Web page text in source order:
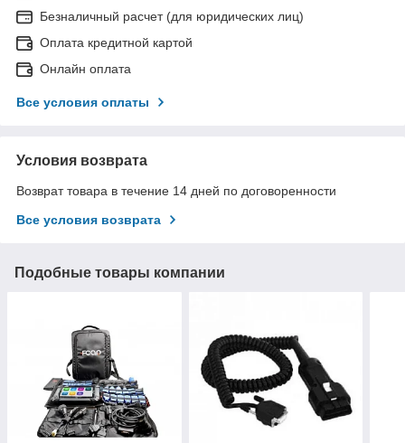
Безналичный расчет (для юридических лиц)
Оплата кредитной картой
Онлайн оплата
Все условия оплаты
Условия возврата
Возврат товара в течение 14 дней по договоренности
Все условия возврата
Подобные товары компании